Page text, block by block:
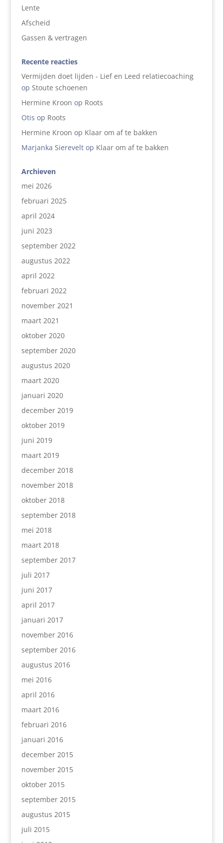
Lente
Afscheid
Gassen & vertragen
Recente reacties
Vermijden doet lijden - Lief en Leed relatiecoaching
op Stoute schoenen
Hermine Kroon op Roots
Otis op Roots
Hermine Kroon op Klaar om af te bakken
Marjanka Siereveltop Klaar om af te bakken
Archieven
mei 2026
februari 2025
april 2024
juni 2023
september 2022
augustus 2022
april 2022
februari 2022
november 2021
maart 2021
oktober 2020
september 2020
augustus 2020
maart 2020
januari 2020
december 2019
oktober 2019
juni 2019
maart 2019
december 2018
november 2018
oktober 2018
september 2018
mei 2018
maart 2018
september 2017
juli 2017
juni 2017
april 2017
januari 2017
november 2016
september 2016
augustus 2016
mei 2016
april 2016
maart 2016
februari 2016
januari 2016
december 2015
november 2015
oktober 2015
september 2015
augustus 2015
juli 2015